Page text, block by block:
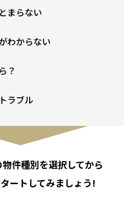
まらない
わからない
？
ラブル
件種別を選択してから
ートしてみましょう!